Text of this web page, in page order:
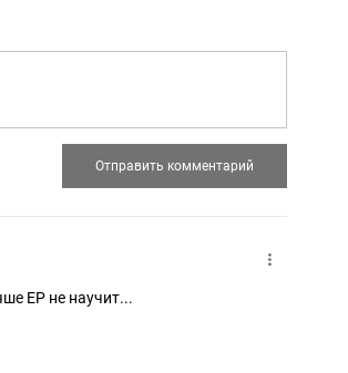
ЕР не научит...